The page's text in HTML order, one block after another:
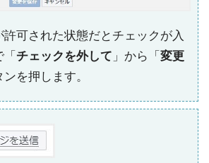
許可された状態だとチェックが入
チェックを外して 」から「 変更
ンを押します。